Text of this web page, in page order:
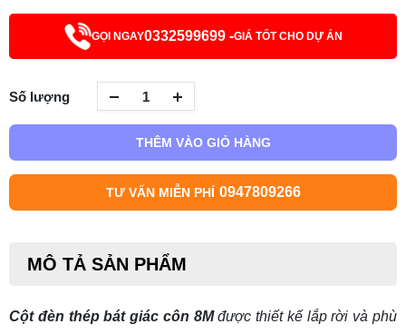
GỌI NGAY0332599699 -GIÁ TỐT CHO DỰ ÁN
Số lượng
THÊM VÀO GIỎ HÀNG
TƯ VẤN MIỄN PHÍ 0947809266
MÔ TẢ SẢN PHẨM
Cột đèn thép bát giác côn 8Mđược thiết kế lắp rời và phù